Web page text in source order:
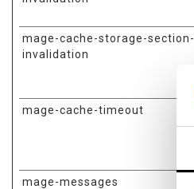
mage-cache-storage-section-
invalidation
mage-cache-timeout
mage-messages